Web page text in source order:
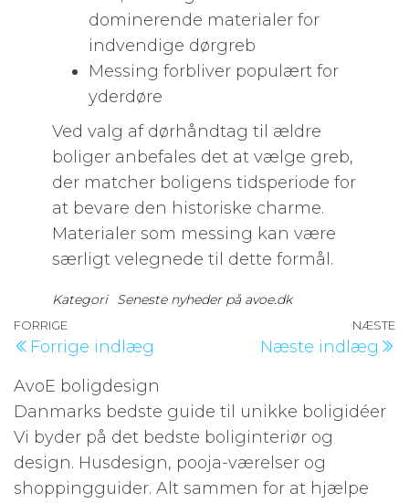
dominerende materialer for
indvendige dørgreb
Messing forbliver populært for
yderdøre
Ved valg af dørhåndtag til ældre
boliger anbefales det at vælge greb,
der matcher boligens tidsperiode for
at bevare den historiske charme.
Materialer som messing kan være
særligt velegnede til dette formål.
Kategori Seneste nyheder på avoe.dk
Indlægsnavigation
Forrige
indlæg
FORRIGE
Forrige indlæg
NÆSTE
Næste indlæg
AvoE boligdesign
Danmarks bedste guide til unikke boligidéer
Vi byder på det bedste boliginteriør og
design. Husdesign, pooja-værelser og
shoppingguider. Alt sammen for at hjælpe